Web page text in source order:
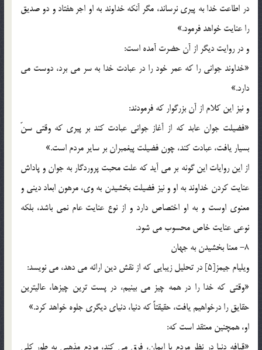
در اطاعت خدا به پيري نرساند، مگر آنکه خداوند به او اجر هفتاد و دو صديق
را عنايت خواهد فرمود.»
و در روايت ديگر از آن حضرت آمده است:
«خداوند جواني را که عمر خود را در عبادت خدا به سر مي برد، دوست مي
دارد.»
و نيز اين کلام از آن بزرگوار که فرمودند:
«فضيلت جوان عابد که از آغاز جواني عبادت کند بر پيري که وقتي سنّ
بسيار يافت، عبادت کند، چون فضيلت پيغمبران بر ساير مردم است.»
از اين روايات اين گونه بر مي آيد که علت محبت پروردگار به جوان و پاداش
عنايت کردن خداوند به او و نيز فضيلت بخشيدن به وي، مرهون ابعاد ديني و
معنوي اوست و به او اختصاص دارد و از نوع عنايت عام نمي باشد، بلکه
نوعي عنايت خاص محسوب مي شود.
8- معنا بخشيدن به جهان
ويليام جيمز[5] در تحليل زيبايي که از نقش دين ارائه مي دهد، مي نويسد:
«وقتي که خدا را در همه چيز مي بينيم، در پست ترين چيزها، عاليترين
حقايق را درخواهيم يافت، حقيقتاً که دنيا، دنياي ديگري جلوه خواهد کرد.»
او، همچنين معتقد است که:
«قيافه دنيا در نظر مردم با ايمان، فرق مي کند، مردم مذهبي به طور کلي